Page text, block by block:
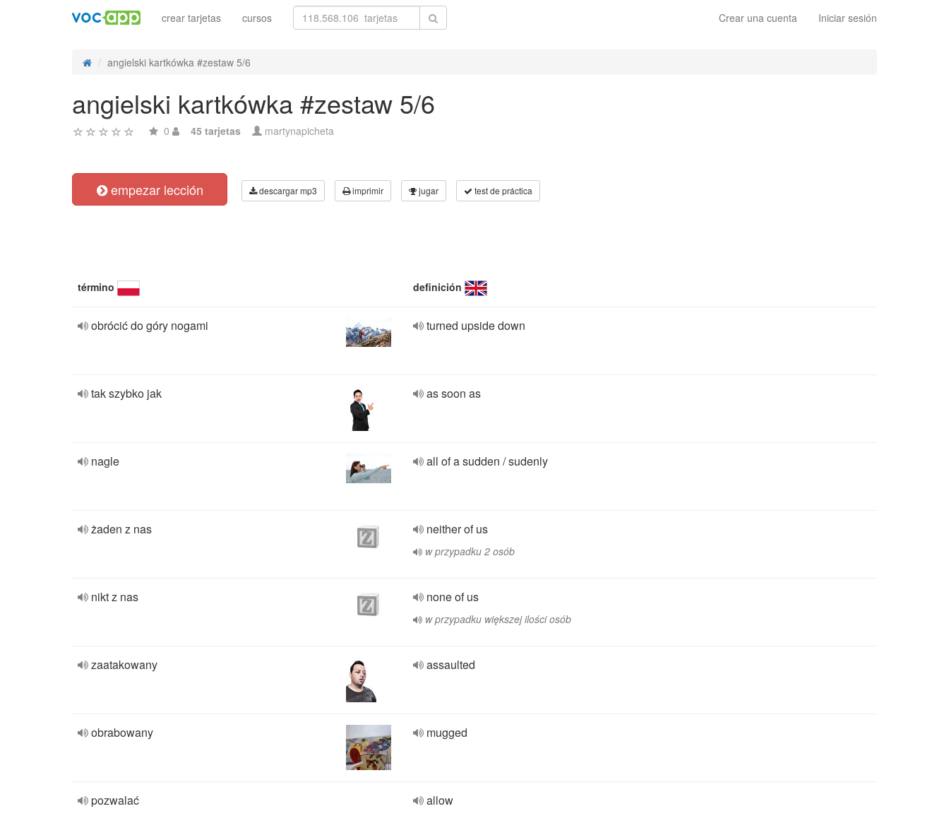
Crear una cuenta Iniciar sesión
crear tarjetas cursos
angielski kartkówka #zestaw 5/6
angielski kartkówka #zestaw 5/6
0 45 tarjetas martynapicheta
empezar lección descargar mp3 imprimir jugar test de práctica
término definición
obrócić do góry nogami turned upside down
tak szybko jak as soon as
nagle all of a sudden / sudenly
żaden z nas neither of us
w przypadku 2 osób
nikt z nas none of us
w przypadku większej ilości osób
zaatakowany assaulted
obrabowany mugged
pozwalać allow